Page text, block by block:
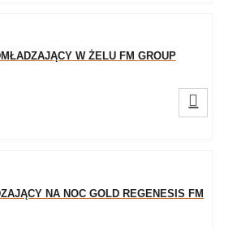
W ŻELU FM GROUP

NA NOC GOLD REGENESIS FM